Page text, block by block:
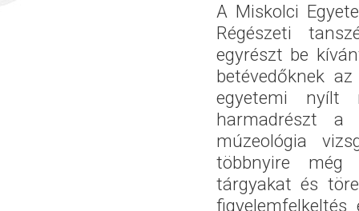
A Miskolci
Régészeti
egyrészt be
betévedőknek
egyetemi nyílt
harmadrészt a
múzeológia
többnyire még
tárgyakat és